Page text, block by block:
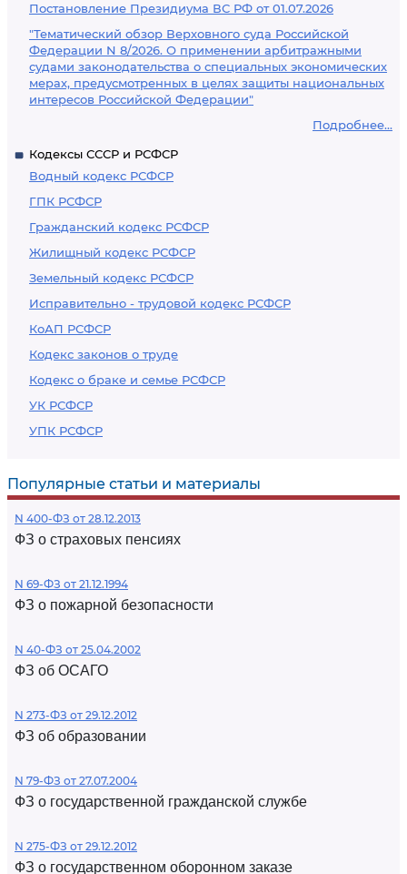
Постановление Президиума ВС РФ от 01.07.2026
"Тематический обзор Верховного суда Российской
Федерации N 8/2026. О применении арбитражными
судами законодательства о специальных экономических
мерах, предусмотренных в целях защиты национальных
интересов Российской Федерации"
Подробнее...
Кодексы СССР и РСФСР
Водный кодекс РСФСР
ГПК РСФСР
Гражданский кодекс РСФСР
Жилищный кодекс РСФСР
Земельный кодекс РСФСР
Исправительно - трудовой кодекс РСФСР
КоАП РСФСР
Кодекс законов о труде
Кодекс о браке и семье РСФСР
УК РСФСР
УПК РСФСР
Популярные статьи и материалы
N 400-ФЗ от 28.12.2013
ФЗ о страховых пенсиях
N 69-ФЗ от 21.12.1994
ФЗ о пожарной безопасности
N 40-ФЗ от 25.04.2002
ФЗ об ОСАГО
N 273-ФЗ от 29.12.2012
ФЗ об образовании
N 79-ФЗ от 27.07.2004
ФЗ о государственной гражданской службе
N 275-ФЗ от 29.12.2012
ФЗ о государственном оборонном заказе